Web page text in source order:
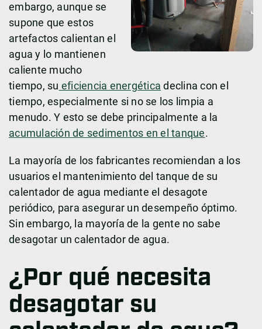
embargo, aunque se
supone que estos
artefactos calientan el
agua y lo mantienen
caliente mucho
tiempo, su eficiencia energética declina con el
tiempo, especialmente si no se los limpia a
menudo. Y esto se debe principalmente a la
acumulación de sedimentos en el tanque.
La mayoría de los fabricantes recomiendan a los
usuarios el mantenimiento del tanque de su
calentador de agua mediante el desagote
periódico, para asegurar un desempeño óptimo.
Sin embargo, la mayoría de la gente no sabe
desagotar un calentador de agua.
¿Por qué necesita
desagotar su